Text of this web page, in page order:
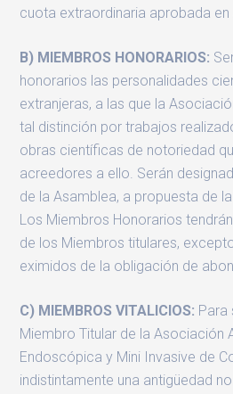
cuota extraordinaria aprobada en
B) MIEMBROS HONORARIOS:
honorarios las personalidades
extranjeras, a las que la
tal distinción por trabajos
obras científicas de notoriedad
acreedores a ello. Serán
de la Asamblea, a propuesta de
Los Miembros Honorarios
de los Miembros titulares,
eximidos de la obligación de
C) MIEMBROS VITALICIOS: Para
Miembro Titular de la Asociación
Endoscópica y Mini Invasive de
indistintamente una antigüedad